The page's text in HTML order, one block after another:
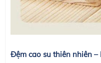
Đệm cao su thiên nhiên